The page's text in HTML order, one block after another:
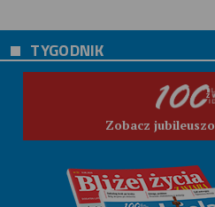
TYGODNIK
Zobacz